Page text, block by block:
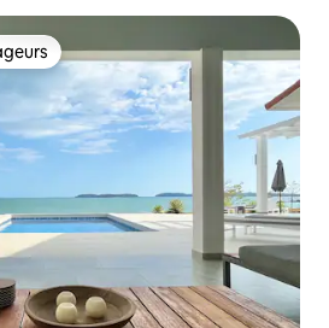
les plus appréciés